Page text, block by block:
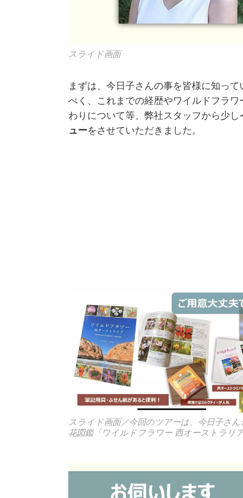
スライド画面
まずは、今日子さんの事を皆様に知って
べく、これまでの経歴やワイルドフラワ
わりについて等、弊社スタッフから少し
ューをさせていただきました。
スライド画面／今回のツアーは、今日子さ
花図鑑「ワイルドフラワー 西オーストラリ